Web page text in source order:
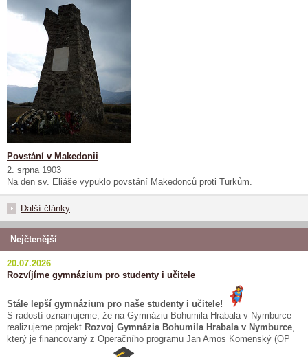
Povstání v Makedonii
2. srpna 1903
Na den sv. Eliáše vypuklo povstání Makedonců proti Turkům.
Další články
Nejčtenější
20.07.2026
Rozvíjíme gymnázium pro studenty i učitele
Stále lepší gymnázium pro naše studenty i učitele!
S radostí oznamujeme, že na Gymnáziu Bohumila Hrabala v Nymburce
realizujeme projekt Rozvoj Gymnázia Bohumila Hrabala v Nymburce
který je financovaný z Operačního programu Jan Amos Komenský (OP